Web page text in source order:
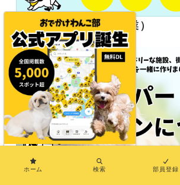
長期パートナー（協業）
ホーム 検索 部員登録